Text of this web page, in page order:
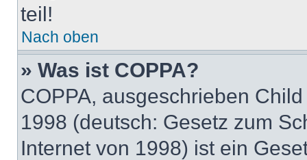
teil!
Nach oben
» Was ist COPPA?
COPPA, ausgeschrieben
1998 (deutsch: Gesetz zum
Internet von 1998) ist ein